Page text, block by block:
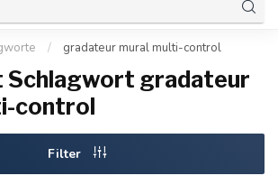
/ gradateur mural multi-control
Schlagwort gradateur
control
Filter